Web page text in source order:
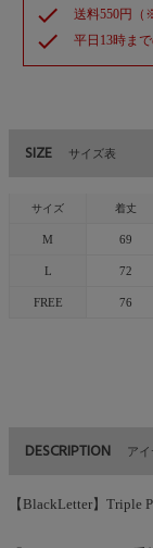
check 送料550円（
check 平日13時まで
SIZE サイズ表
サイズ 着丈
M 69
L 72
FREE 76
DESCRIPTION ア
【BlackLetter】Triple